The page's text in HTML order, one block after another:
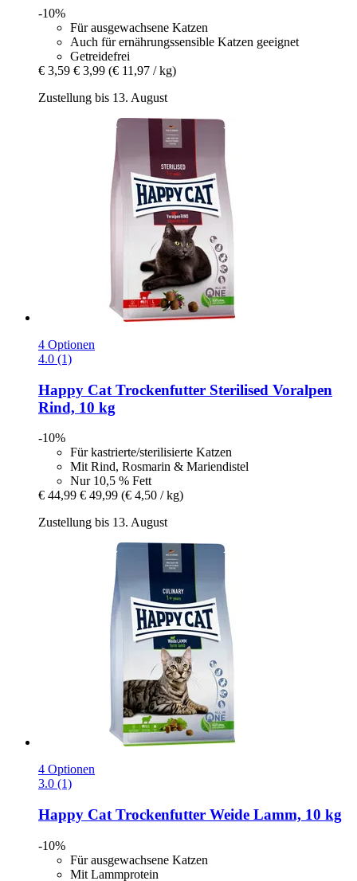
-10%
Für ausgewachsene Katzen
Auch für ernährungssensible Katzen geeignet
Getreidefrei
€ 3,59 € 3,99 (€ 11,97 / kg)
Zustellung bis 13. August
4 Optionen
4.0 (1)
Happy Cat Trockenfutter Sterilised Voralpen
Rind, 10 kg
-10%
Für kastrierte/sterilisierte Katzen
Mit Rind, Rosmarin & Mariendistel
Nur 10,5 % Fett
€ 44,99 € 49,99 (€ 4,50 / kg)
Zustellung bis 13. August
4 Optionen
3.0 (1)
Happy Cat Trockenfutter Weide Lamm, 10 kg
-10%
Für ausgewachsene Katzen
Mit Lammprotein